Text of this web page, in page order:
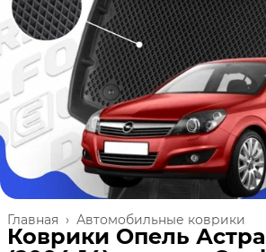
Автомобильные коврики
Главная ›
Коврики Опель